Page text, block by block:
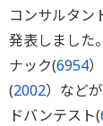
コンサルタン
発表しました
ナック(6954
(2002）など
ドバンテスト(